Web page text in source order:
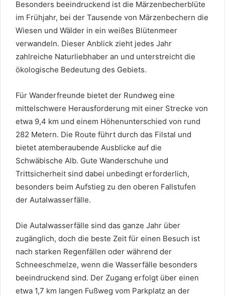
Besonders beeindruckend ist die Märzenbecherblüte
im Frühjahr, bei der Tausende von Märzenbechern die
Wiesen und Wälder in ein weißes Blütenmeer
verwandeln. Dieser Anblick zieht jedes Jahr
zahlreiche Naturliebhaber an und unterstreicht die
ökologische Bedeutung des Gebiets.
Für Wanderfreunde bietet der Rundweg eine
mittelschwere Herausforderung mit einer Strecke von
etwa 9,4 km und einem Höhenunterschied von rund
282 Metern. Die Route führt durch das Filstal und
bietet atemberaubende Ausblicke auf die
Schwäbische Alb. Gute Wanderschuhe und
Trittsicherheit sind dabei unbedingt erforderlich,
besonders beim Aufstieg zu den oberen Fallstufen
der Autalwasserfälle.
Die Autalwasserfälle sind das ganze Jahr über
zugänglich, doch die beste Zeit für einen Besuch ist
nach starken Regenfällen oder während der
Schneeschmelze, wenn die Wasserfälle besonders
beeindruckend sind. Der Zugang erfolgt über einen
etwa 1,7 km langen Fußweg vom Parkplatz an der